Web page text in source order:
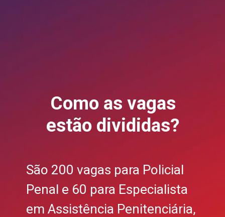
Como as vagas
estão divididas?
São 200 vagas para Policial
Penal e 60 para Especialista
em Assistência Penitenciária,